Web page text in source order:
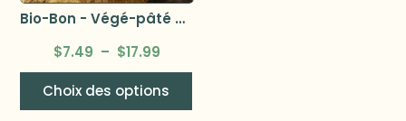
Bio-Bon - Végé-pâté bio
$7.49 – $17.99
Choix des options